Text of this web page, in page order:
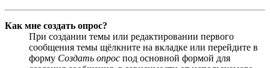
Как мне создать опрос?
При создании темы или редактировании первого
сообщения темы щёлкните на вкладке или перейдите в
форму Создать опрос под основной формой для